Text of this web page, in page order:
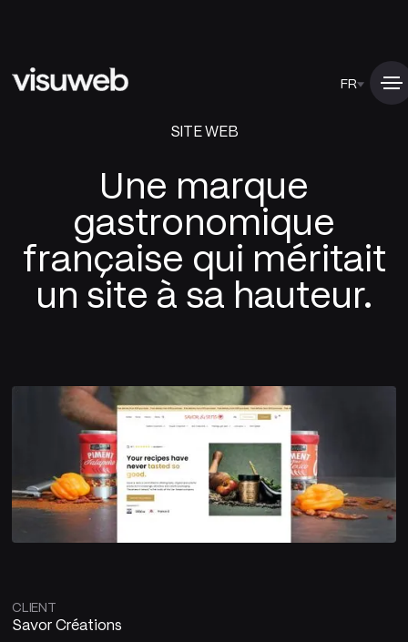
FR
SITE WEB
Une marque
gastronomique
française qui méritait
un site à sa hauteur.
CLIENT
Savor Créations